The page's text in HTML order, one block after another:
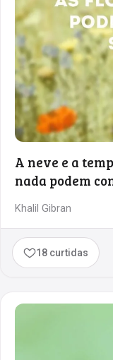
A neve e a
nada podem
Khalil Gibran
18 curtidas